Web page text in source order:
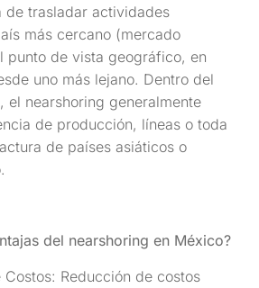
de trasladar actividades
más cercano (mercado
punto de vista geográfico, en
uno más lejano. Dentro del
el nearshoring generalmente
de producción, líneas o toda
de países asiáticos o
del nearshoring en México?
Reducción de costos